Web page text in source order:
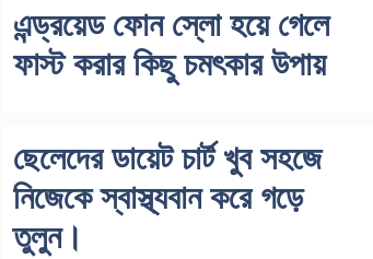
এন্ড্রয়েড ফোন স্লো হয়ে গেলে
ফাস্ট করার কিছু চমৎকার উপায়
ছেলেদের ডায়েট চার্ট খুব সহজে
নিজেকে স্বাস্থ্যবান করে গড়ে
তুলুন।